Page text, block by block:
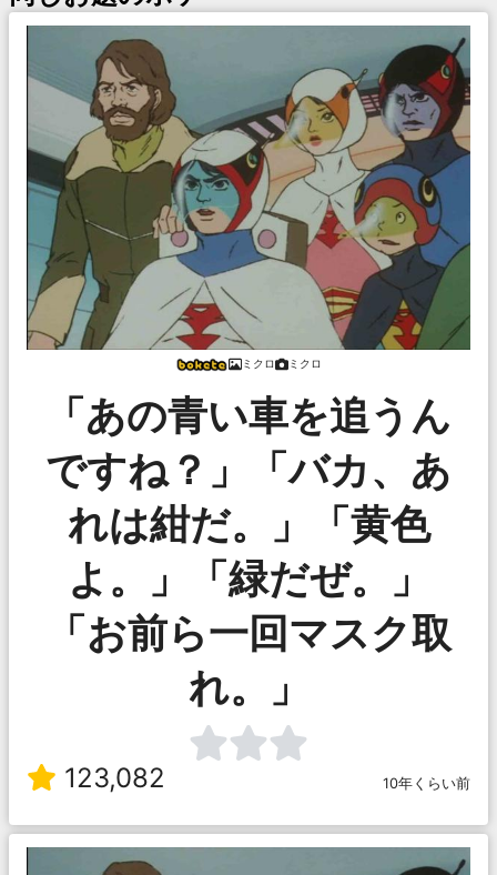
ミクロ ミクロ
「あの青い車を追うん
ですね？」「バカ、あ
れは紺だ。」「黄色
よ。」「緑だぜ。」
「お前ら一回マスク取
れ。」
123,082 10年くらい前